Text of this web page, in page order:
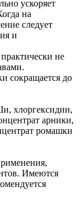
ускоряет
на
следует
и
не
сокращается до
хлоргексидин,
арники,
ромашки
Имеются